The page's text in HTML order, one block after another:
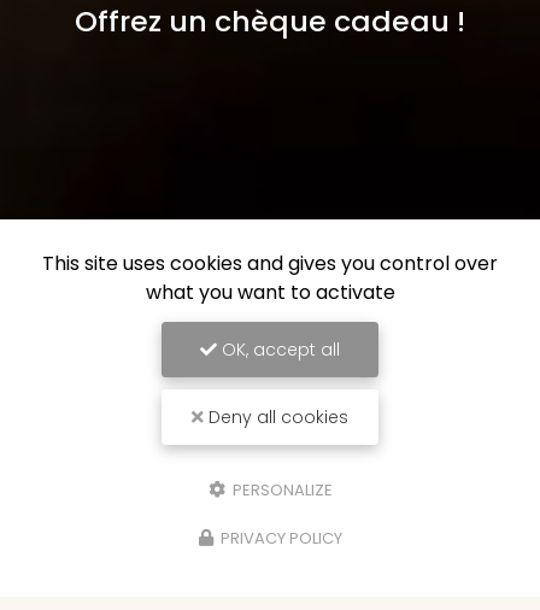
Offrez un chèque cadeau !
This site uses cookies and gives you control over
what you want to activate
OK, accept all
Deny all cookies
PERSONALIZE
PRIVACY POLICY